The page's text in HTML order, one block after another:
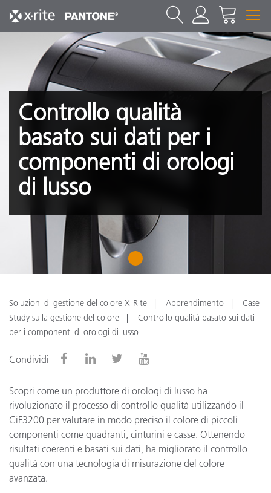
Controllo qualità
basato sui dati per i
componenti di orologi
di lusso
1
Soluzioni di gestione del colore X-Rite Apprendimento
Case
Study sulla gestione del colore
Controllo qualità basato sui dati
per i componenti di orologi di lusso
Condividi
Scopri come un produttore di orologi di lusso ha
rivoluzionato il processo di controllo qualità utilizzando il
CiF3200 per valutare in modo preciso il colore di piccoli
componenti come quadranti, cinturini e casse. Ottenendo
risultati coerenti e basati sui dati, ha migliorato il controllo
qualità con una tecnologia di misurazione del colore
avanzata.